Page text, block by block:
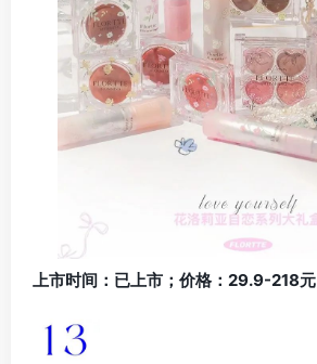
上市时间：已上市；价格：29.9-218元